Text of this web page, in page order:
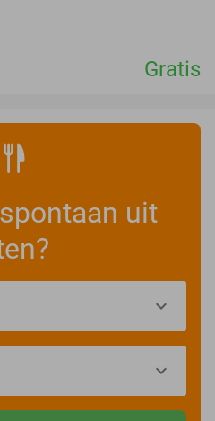
Gratis
uit